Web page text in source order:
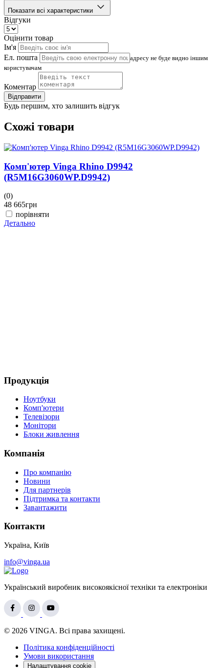
Показати всі характеристики
Відгуки
Оцінити товар
Ім'я
Ел. пошта
адресу не буде видно іншим
користувачам
Коментар
Відправити
Будь першим, хто залишить відгук
Схожі товари
Комп'ютер Vinga Rhino D9942
(R5M16G3060WP.D9942)
(0)
48 665грн
порівняти
Детально
Продукція
Ноутбуки
Комп'ютери
Телевізори
Монітори
Блоки живлення
Компанія
Про компанію
Новини
Для партнерів
Підтримка та контакти
Завантажити
Контакти
Україна, Київ
info@vinga.ua
Український виробник високоякісної техніки та електроніки
© 2026 VINGA. Всі права захищені.
Політика конфіденційності
Умови використання
Налаштування cookie